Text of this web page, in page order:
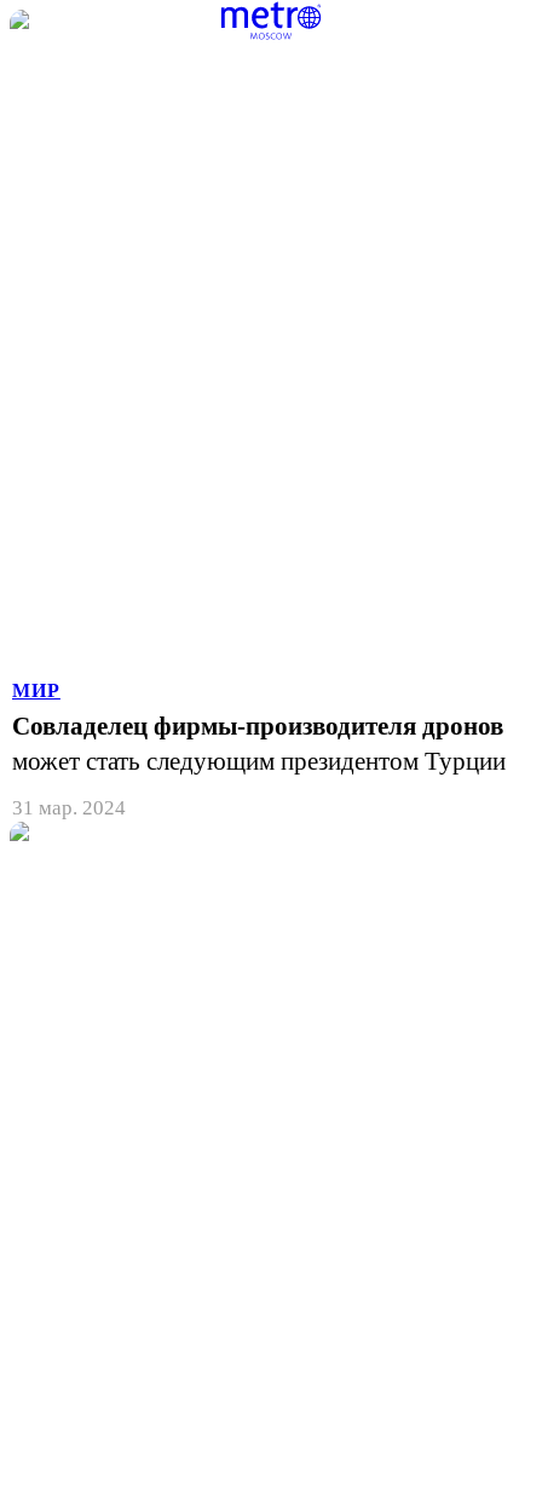
МИР
Совладелец фирмы-производителя дронов
может стать следующим президентом Турции
31 мар. 2024